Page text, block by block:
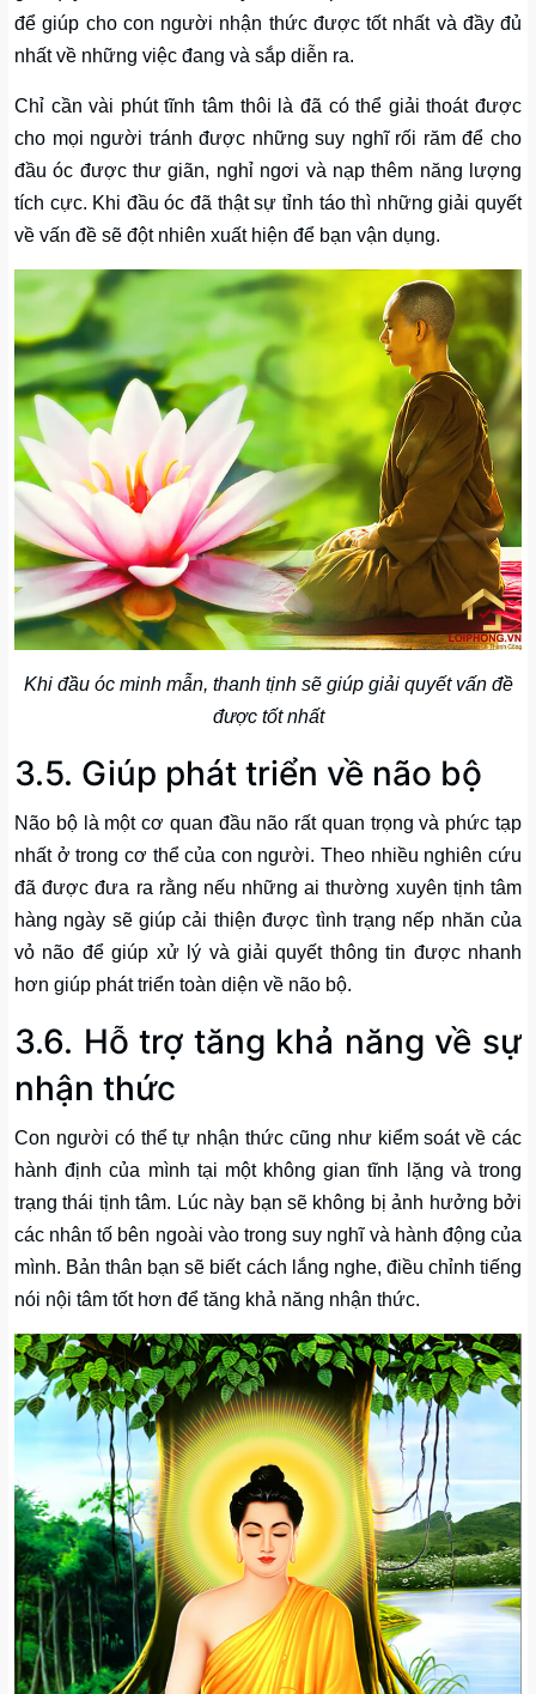
để giúp cho con người nhận thức được tốt nhất và đầy đủ
nhất về những việc đang và sắp diễn ra.
Chỉ cần vài phút tĩnh tâm thôi là đã có thể giải thoát được
cho mọi người tránh được những suy nghĩ rối răm để cho
đầu óc được thư giãn, nghỉ ngơi và nạp thêm năng lượng
tích cực. Khi đầu óc đã thật sự tỉnh táo thì những giải quyết
về vấn đề sẽ đột nhiên xuất hiện để bạn vận dụng.
Khi đầu óc minh mẫn, thanh tịnh sẽ giúp giải quyết vấn đề
được tốt nhất
3.5. Giúp phát triển về não bộ
Não bộ là một cơ quan đầu não rất quan trọng và phức tạp
nhất ở trong cơ thể của con người. Theo nhiều nghiên cứu
đã được đưa ra rằng nếu những ai thường xuyên tịnh tâm
hàng ngày sẽ giúp cải thiện được tình trạng nếp nhăn của
vỏ não để giúp xử lý và giải quyết thông tin được nhanh
hơn giúp phát triển toàn diện về não bộ.
3.6. Hỗ trợ tăng khả năng về sự
nhận thức
Con người có thể tự nhận thức cũng như kiểm soát về các
hành định của mình tại một không gian tĩnh lặng và trong
trạng thái tịnh tâm. Lúc này bạn sẽ không bị ảnh hưởng bởi
các nhân tố bên ngoài vào trong suy nghĩ và hành động của
mình. Bản thân bạn sẽ biết cách lắng nghe, điều chỉnh tiếng
nói nội tâm tốt hơn để tăng khả năng nhận thức.